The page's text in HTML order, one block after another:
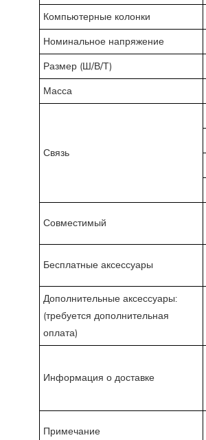
Компьютерные колонки
Номинальное напряжение
Размер (Ш/В/Т)
Масса
Связь
Совместимый
Бесплатные аксессуары
Дополнительные аксессуары:
(требуется дополнительная
оплата)
Информация о доставке
Примечание